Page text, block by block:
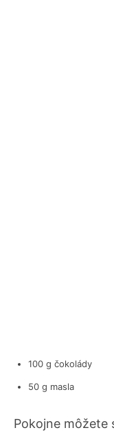
100 g čokolády
50 g masla
Pokojne môžete